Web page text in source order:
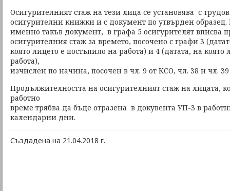
Осигурителният стаж на тези лица се установява с
осигурителни книжки и с документ по утвърден образец.
именно такъв документ, в графа 5 осигурителят вписва
осигурителния стаж за времето, посочено с графи 3
която лицето е постъпило на работа) и 4 (датата, на която
работа),
изчислен по начина, посочен в чл. 9 от КСО, чл. 38 и чл.
Продължителността на осигурителният стаж на лицата,
работно
време трябва да бъде отразена в докувента УП-3 в
календарни дни.
Създадена на 21.04.2018 г.